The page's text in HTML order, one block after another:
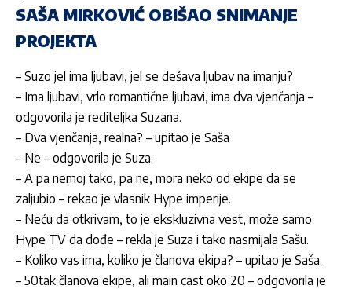
SAŠA MIRKOVIĆ OBIŠAO SNIMANJE
PROJEKTA
– Suzo jel ima ljubavi, jel se dešava ljubav na imanju?
– Ima ljubavi, vrlo romantične ljubavi, ima dva vjenčanja –
odgovorila je rediteljka Suzana.
– Dva vjenčanja, realna? – upitao je Saša
– Ne – odgovorila je Suza.
– A pa nemoj tako, pa ne, mora neko od ekipe da se
zaljubio – rekao je vlasnik Hype imperije.
– Neću da otkrivam, to je ekskluzivna vest, može samo
Hype TV da dođe – rekla je Suza i tako nasmijala Sašu.
– Koliko vas ima, koliko je članova ekipa? – upitao je Saša.
– 50tak članova ekipe, ali main cast oko 20 – odgovorila je